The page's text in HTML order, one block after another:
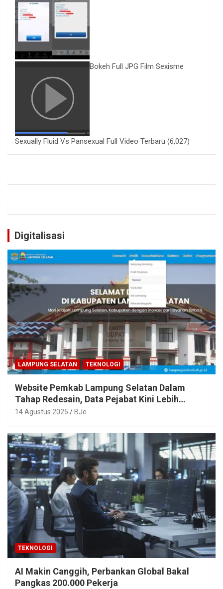
Bokeh Full JPG Film Sexisme
Sexually Fluid Vs Pansexual Full Video Terbaru (6,027)
Digitalisasi
LAMPUNG SELATAN TEKNOLOGI
Website Pemkab Lampung Selatan Dalam
Tahap Redesain, Data Pejabat Kini Lebih
Mudah Diakses
14 Agustus 2025 BJe
TEKNOLOGI
AI Makin Canggih, Perbankan Global Bakal
Pangkas 200.000 Pekerja